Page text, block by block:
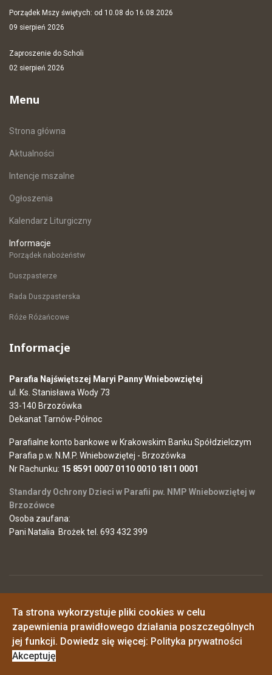
Porządek Mszy świętych: od 10.08 do 16.08.2026
09 sierpień 2026
Zaproszenie do Scholi
02 sierpień 2026
Menu
Strona główna
Aktualności
Intencje mszalne
Ogłoszenia
Kalendarz Liturgiczny
Informacje
Porządek nabożeństw
Duszpasterze
Rada Duszpasterska
Róże Różańcowe
Informacje
Parafia Najświętszej Maryi Panny Wniebowziętej
ul. Ks. Stanisława Wody 73
33-140 Brzozówka
Dekanat Tarnów-Północ
Parafialne konto bankowe w Krakowskim Banku Spółdzielczym
Parafia p.w. N.M.P. Wniebowziętej - Brzozówka
Nr Rachunku: 15 8591 0007 0110 0010 1811 0001
Standardy Ochrony Dzieci w Parafii pw. NMP Wniebowziętej w
Brzozówce
Osoba zaufana:
Pani Natalia Brożek tel. 693 432 399
Brzozówce
Polityka prywatności
o. Piotr - 725546968
o. Janusz - 517161348
Ta strona wykorzystuje pliki cookies w celu
zapewnienia prawidłowego działania poszczególnych
jej funkcji. Dowiedz się więcej: Polityka prywatności
Akceptuję